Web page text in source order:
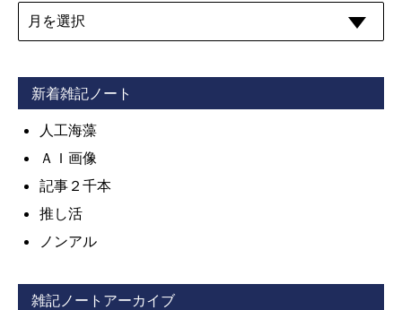
新着雑記ノート
人工海藻
ＡＩ画像
記事２千本
推し活
ノンアル
雑記ノートアーカイブ